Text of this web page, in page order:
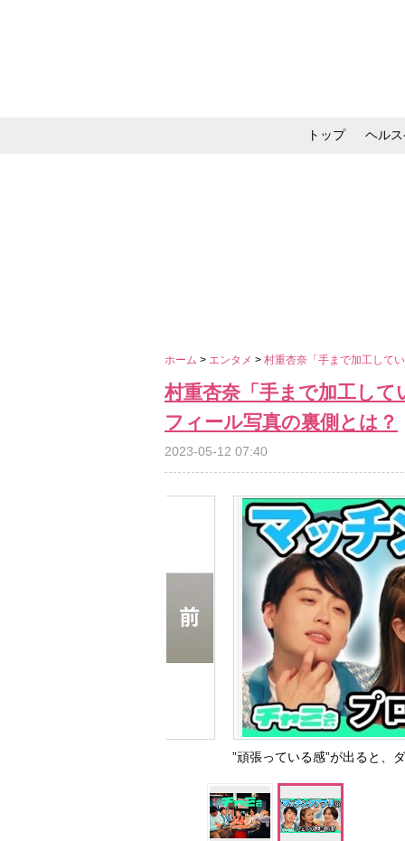
トップ ヘル
ホーム > エンタメ > 村重杏奈「手まで加工して
村重杏奈「手まで加工し
フィール写真の裏側とは？
2023-05-12 07:40
”頑張っている感”が出ると